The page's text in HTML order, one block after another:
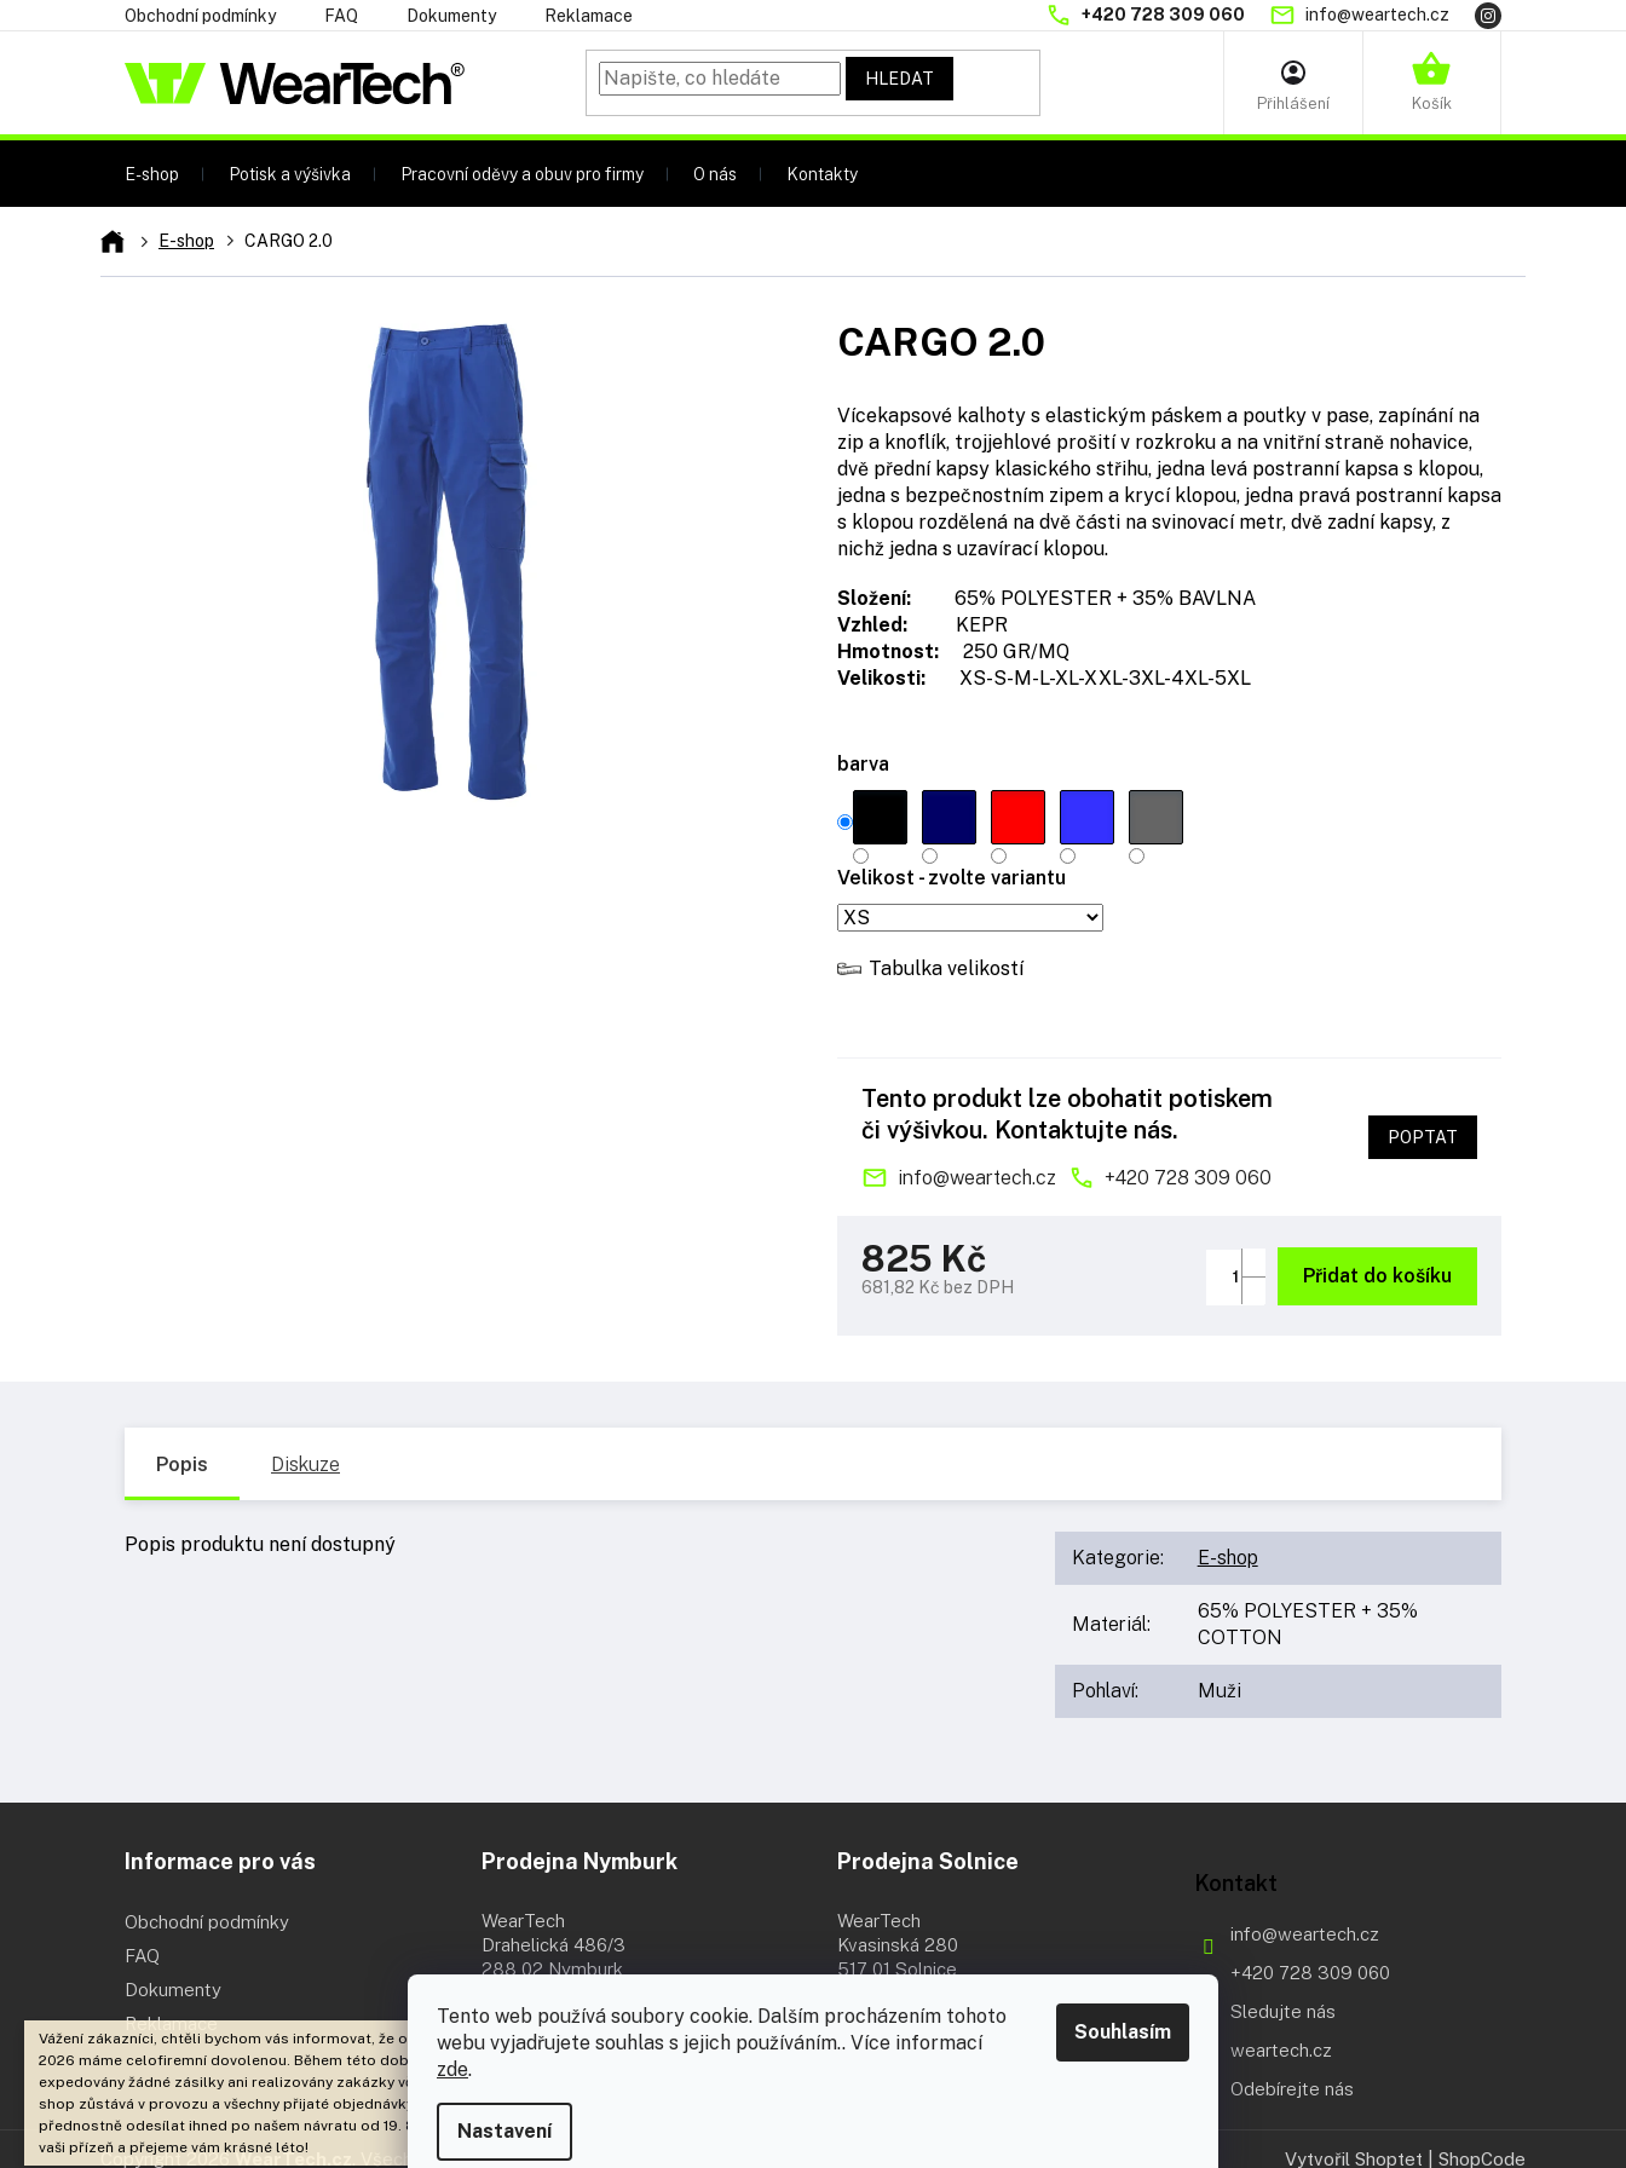
Tento web používá soubory cookie. Dalším procházením tohoto
webu vyjadřujete souhlas s jejich používáním.. Více informací
zde.
Nastavení
Souhlasím
na
Vážení zákazníci, chtěli bychom vás informovat, že od 3. 8. 2026 do 18. 8.
2026 máme celofiremní dovolenou. Během této doby nebudou
expedovány žádné zásilky ani realizovány zakázky včetně brandingu. E-
shop zůstává v provozu a všechny přijaté objednávky začneme
přednostně odesílat ihned po našem návratu od 19. 8. 2026. Děkujeme za
vaši přízeň a přejeme vám krásné léto!
+420 728 309 060 info@weartech.cz
Obchodní podmínky FAQ Dokumenty Reklamace
HLEDAT
NÁKUPNÍ
E-shop Potisk a výšivka Pracovní oděvy a obuv pro firmy O nás Kontakty
DomůE-shop CARGO 2.0
barva
Velikost - zvolte variantu
Tabulka velikostí
Vícekapsové kalhoty s elastickým páskem a poutky v pase, zapínání na
zip a knoflík, trojjehlové prošití v rozkroku a na vnitřní straně nohavice,
dvě přední kapsy klasického střihu, jedna levá postranní kapsa s klopou,
jedna s bezpečnostním zipem a krycí klopou, jedna pravá postranní kapsa
s klopou rozdělená na dvě části na svinovací metr, dvě zadní kapsy, z
nichž jedna s uzavírací klopou.
Složení:
65% POLYESTER + 35% BAVLNA
Vzhled:
KEPR
Hmotnost:
250 GR/MQ
Velikosti:
XS-S-M-L-XL-XXL-3XL-4XL-5XL
CARGO 2.0
825 Kč
681,82 Kč bez DPH
Přidat do košíku
Tento produkt lze obohatit potiskem
či výšivkou. Kontaktujte nás.
info@weartech.cz +420 728 309 060
POPTAT
Popis Diskuze
Popis produktu není dostupný
Kategorie: E-shop
Materiál:
65% POLYESTER + 35%
COTTON
Pohlaví: Muži
Informace pro vás
Obchodní podmínky
FAQ
Dokumenty
Reklamace
Prodejna Nymburk
WearTech
Drahelická 486/3
288 02 Nymburk
Prodejna Solnice
WearTech
Kvasinská 280
517 01 Solnice
Kontakt
info@weartech.cz
+420 728 309 060
Sledujte nás
weartech.cz
Odebírejte nás
Vytvořil Shoptet ShopCode
Copyright 2026 WearTech.cz . Všechna práva vyhrazena.